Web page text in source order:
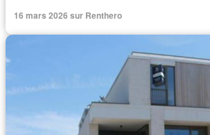
16 mars 2026 sur Renthero